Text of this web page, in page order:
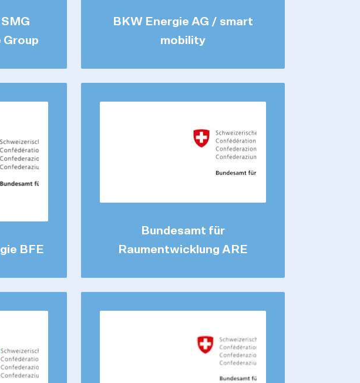
BKW Energie AG / smart
mobility
BFE
Bundesamt für
Raumentwicklung ARE